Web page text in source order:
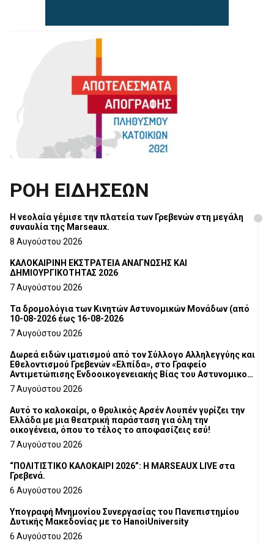
ΡΟΗ ΕΙΔΗΣΕΩΝ
Η νεολαία γέμισε την πλατεία των Γρεβενών στη μεγάλη
συναυλία της Marseaux.
8 Αυγούστου 2026
ΚΑΛΟΚΑΙΡΙΝΗ ΕΚΣΤΡΑΤΕΙΑ ΑΝΑΓΝΩΣΗΣ ΚΑΙ
ΔΗΜΙΟΥΡΓΙΚΟΤΗΤΑΣ 2026
7 Αυγούστου 2026
Τα δρομολόγια των Κινητών Αστυνομικών Μονάδων (από
10-08-2026 έως 16-08-2026
7 Αυγούστου 2026
Δωρεά ειδών ιματισμού από τον Σύλλογο Αλληλεγγύης και
Εθελοντισμού Γρεβενών «Ελπίδα», στο Γραφείο
Αντιμετώπισης Ενδοοικογενειακής Βίας του Αστυνομικού
Τμήματος Γρεβενών
7 Αυγούστου 2026
Αυτό το καλοκαίρι, ο θρυλικός Αρσέν Λουπέν γυρίζει την
Ελλάδα με μια θεατρική παράσταση για όλη την
οικογένεια, όπου το τέλος το αποφασίζεις εσύ!
7 Αυγούστου 2026
“ΠΟΛΙΤΙΣΤΙΚΟ ΚΑΛΟΚΑΙΡΙ 2026”: Η MARSEAUX LIVE στα
Γρεβενά.
6 Αυγούστου 2026
Υπογραφή Μνημονίου Συνεργασίας του Πανεπιστημίου
Δυτικής Μακεδονίας με το HanoiUniversity
6 Αυγούστου 2026